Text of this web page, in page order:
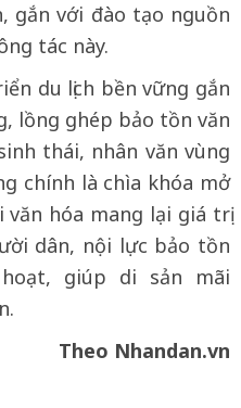
gắn với đào tạo nguồn
tác này.
du lịch bền vững gắn
lồng ghép bảo tồn văn
thái, nhân văn vùng
chính là chìa khóa mở
hóa mang lại giá trị
dân, nội lực bảo tồn
giúp di sản mãi
Theo Nhandan.vn